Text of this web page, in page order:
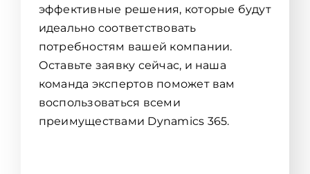
эффективные решения, которые будут
идеально соответствовать
потребностям вашей компании.
Оставьте заявку сейчас, и наша
команда экспертов поможет вам
воспользоваться всеми
преимуществами Dynamics 365.